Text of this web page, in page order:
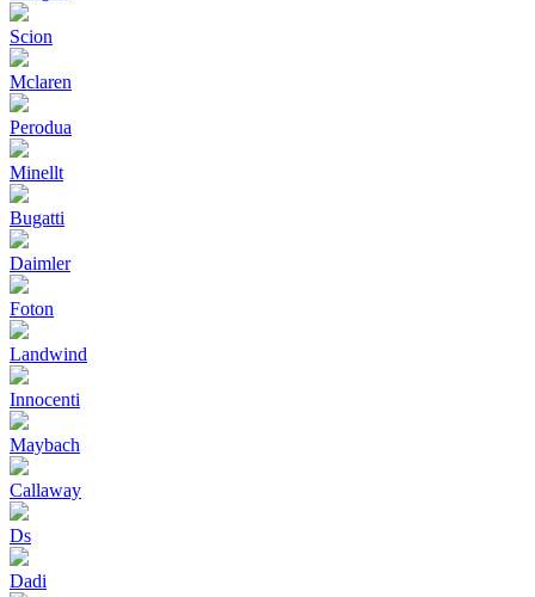
Scion
Mclaren
Perodua
Minellt
Bugatti
Daimler
Foton
Landwind
Innocenti
Maybach
Callaway
Ds
Dadi